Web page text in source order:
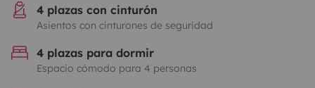
4 plazas con cinturón
Asientos con cinturones de seguridad
4 plazas para dormir
Espacio cómodo para 4 personas